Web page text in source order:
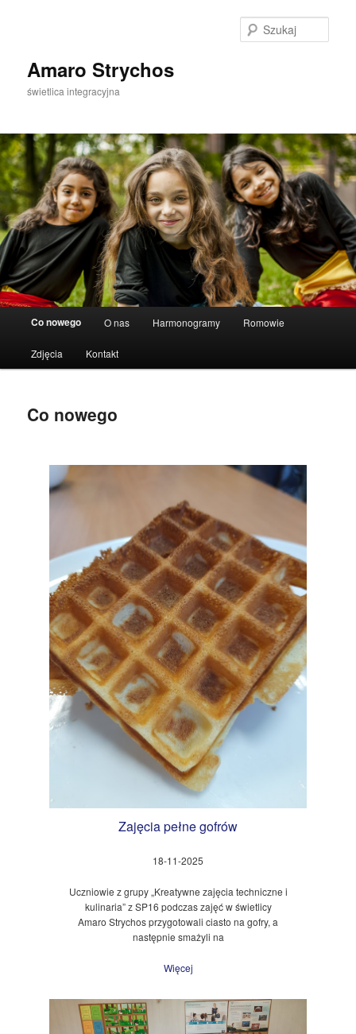
Amaro Strychos
świetlica integracyjna
Główne
Przeskocz
do
Co nowego O nas Harmonogramy Romowie
Zdjęcia Kontakt
Co nowego
Zajęcia pełne gofrów
18-11-2025
Uczniowie z grupy „Kreatywne zajęcia techniczne i
kulinaria” z SP16 podczas zajęć w świetlicy
Amaro Strychos przygotowali ciasto na gofry, a
następnie smażyli na
Więcej